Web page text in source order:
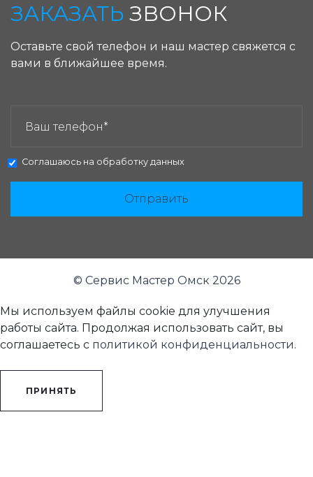
ЗАКАЗАТЬ ЗВОНОК
Оставьте свой телефон и наш мастер свяжется с
вами в ближайшее время.
Соглашаюсь на обработку данных
Отправить
© Сервис Мастер Омск 2026
Мы используем файлы cookie для улучшения
работы сайта. Продолжая использовать сайт, вы
соглашаетесь с политикой конфиденциальности.
ПРИНЯТЬ